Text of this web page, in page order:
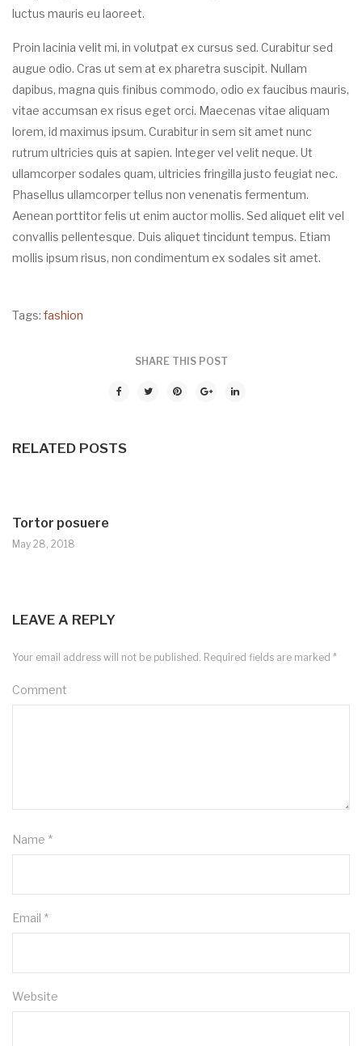
luctus mauris eu laoreet.
Proin lacinia velit mi, in volutpat ex cursus sed. Curabitur sed
augue odio. Cras ut sem at ex pharetra suscipit. Nullam
dapibus, magna quis finibus commodo, odio ex faucibus mauris,
vitae accumsan ex risus eget orci. Maecenas vitae aliquam
lorem, id maximus ipsum. Curabitur in sem sit amet nunc
rutrum ultricies quis at sapien. Integer vel velit neque. Ut
ullamcorper sodales quam, ultricies fringilla justo feugiat nec.
Phasellus ullamcorper tellus non venenatis fermentum.
Aenean porttitor felis ut enim auctor mollis. Sed aliquet elit vel
convallis pellentesque. Duis aliquet tincidunt tempus. Etiam
mollis ipsum risus, non condimentum ex sodales sit amet.
Tags: fashion
SHARE THIS POST
RELATED POSTS
Tortor posuere
May 28, 2018
LEAVE A REPLY
Your email address will not be published. Required fields are marked *
Comment
Name *
Email *
Website